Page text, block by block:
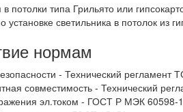
потолки типа Грильято или
установке светильника в потолок из
нормам
- Технический
совместимость - Технический
эл.током - ГОСТ Р МЭК 60598-